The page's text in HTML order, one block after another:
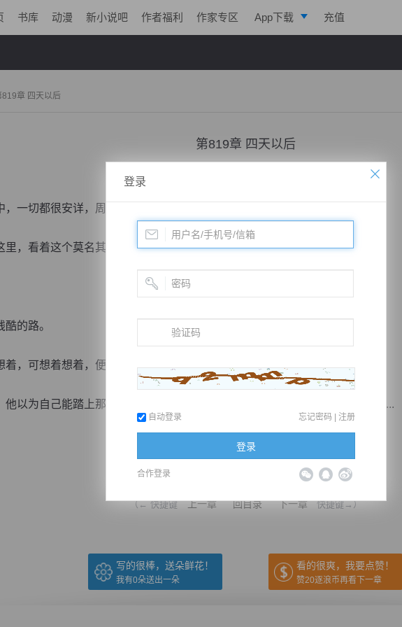
书库 动漫 新小说吧 作者福利 作家专区 App下载 充值
819章 四天以后
第819章 四天以后
更新时间：2018-07-09 22:17 字数：2092
切都很安详，周散去了，那些凝聚出来的前辈也消失在眼前。
，看着这个莫名其妙的世界，看着那柄巨大的巨阙。
的路。
，可想着想着，便笑了起来。
为自己能踏上那样的一条路，到了现在，他才明白，其实，修行与想象中...
（← 快捷键 上一章 回目录 下一章 快捷键→）
写的很棒，送朵鲜花！
我有0朵送出一朵
看的很爽，我要点赞！
赞20逐浪币再看下一章
登录
自动登录 忘记密码 | 注册
登录
合作登录